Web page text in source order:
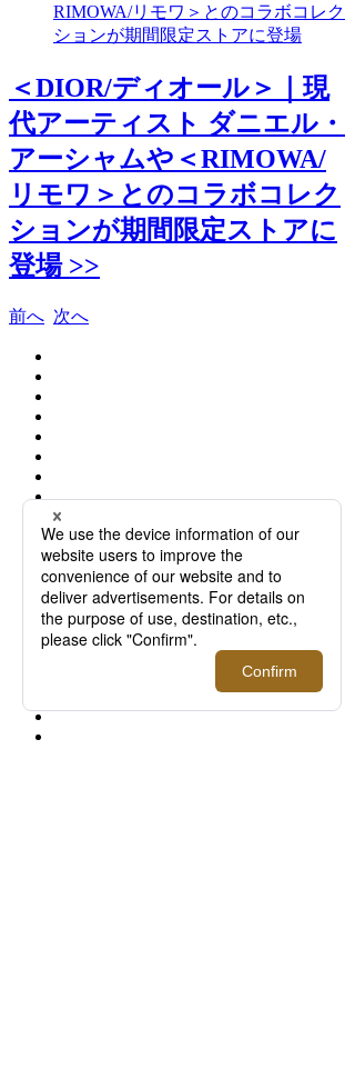
RIMOWA/リモワ＞とのコラボコレク
ションが期間限定ストアに登場
＜DIOR/ディオール＞｜現
代アーティスト ダニエル・
アーシャムや＜RIMOWA/
リモワ＞とのコラボコレク
ションが期間限定ストアに
登場 >>
前へ 次へ